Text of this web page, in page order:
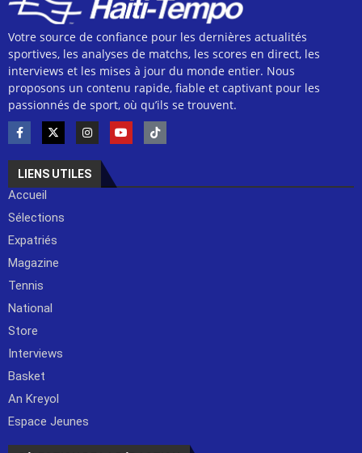
Votre source de confiance pour les dernières actualités
sportives, les analyses de matchs, les scores en direct, les
interviews et les mises à jour du monde entier. Nous
proposons un contenu rapide, fiable et captivant pour les
passionnés de sport, où qu’ils se trouvent.
LIENS UTILES
Accueil
Sélections
Expatriés
Magazine
Tennis
National
Store
Interviews
Basket
An Kreyol
Espace Jeunes